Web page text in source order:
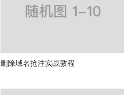
删除域名抢注实战教程